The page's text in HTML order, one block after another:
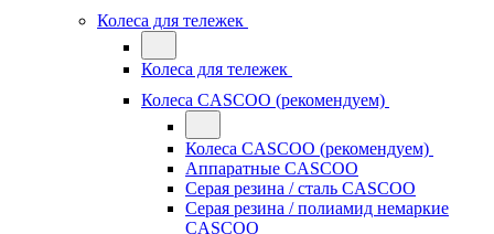
Колеса для тележек
Колеса для тележек
Колеса CASCOO (рекомендуем)
Колеса CASCOO (рекомендуем)
Аппаратные CASCOO
Серая резина / сталь CASCOO
Серая резина / полиамид немаркие
CASCOO